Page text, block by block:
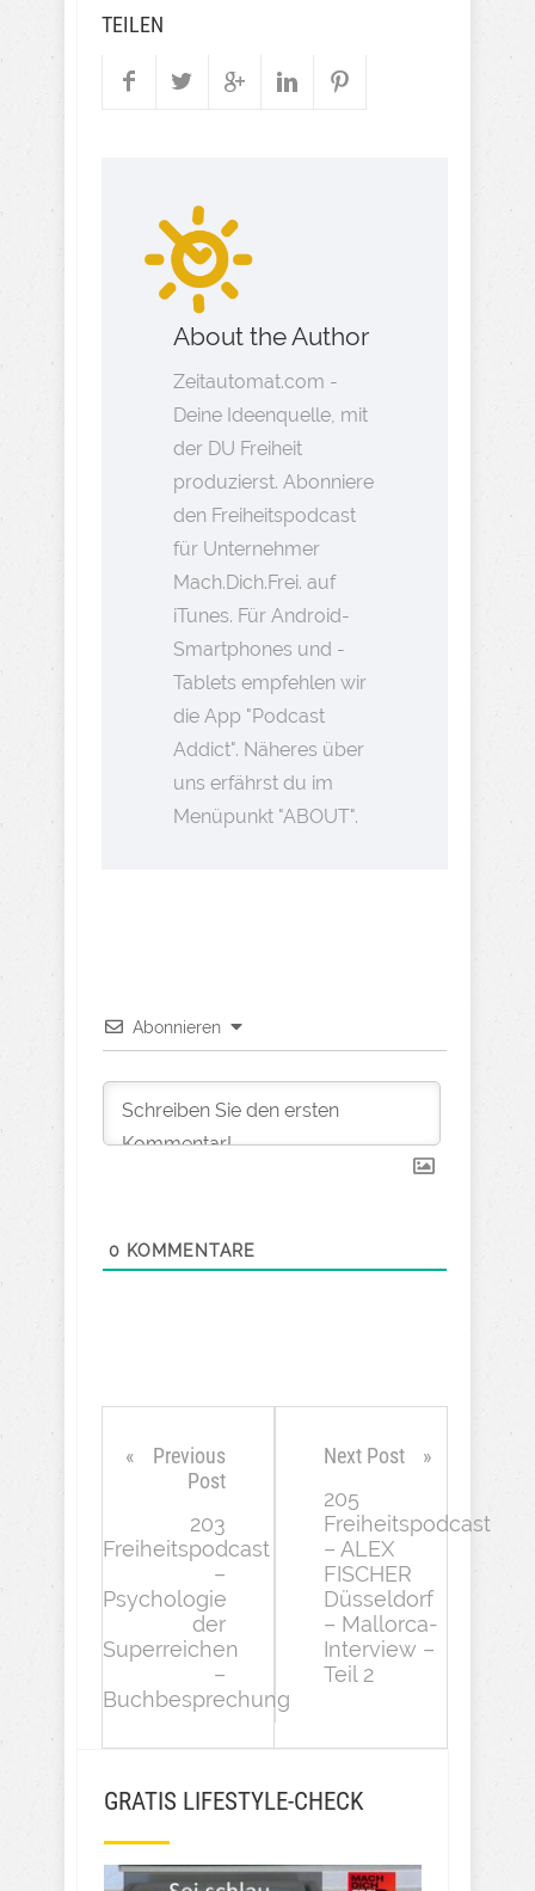
TEILEN
About the Author
Zeitautomat.com -
Deine Ideenquelle, mit
der DU Freiheit
produzierst. Abonniere
den Freiheitspodcast
für Unternehmer
Mach.Dich.Frei. auf
iTunes. Für Android-
Smartphones und -
Tablets empfehlen wir
die App "Podcast
Addict". Näheres über
uns erfährst du im
Menüpunkt "ABOUT".
Abonnieren
0 KOMMENTARE
Previous
Post
203
Freiheitspodcast
–
Psychologie
der
Superreichen
–
Buchbesprechung
Next Post
205
Freiheitspodcast
– ALEX
FISCHER
Düsseldorf
– Mallorca-
Interview –
Teil 2
GRATIS LIFESTYLE-CHECK